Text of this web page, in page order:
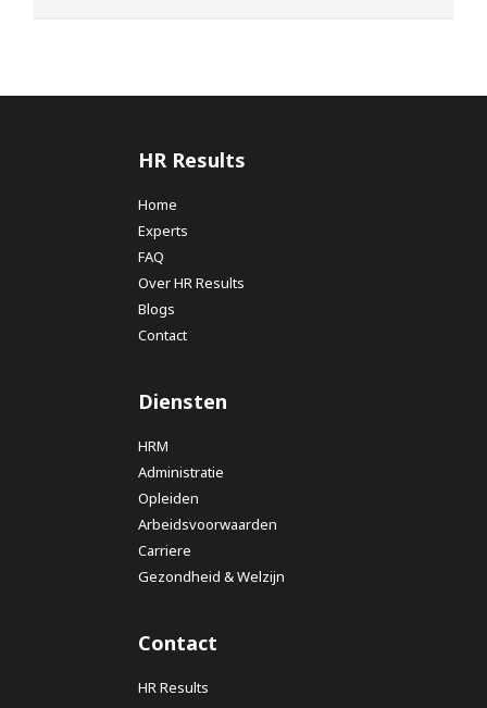
HR Results
Home
Experts
FAQ
Over HR Results
Blogs
Contact
Diensten
HRM
Administratie
Opleiden
Arbeidsvoorwaarden
Carriere
Gezondheid & Welzijn
Contact
HR Results